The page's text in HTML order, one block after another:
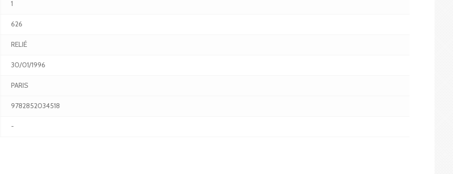
1
626
RELIÉ
30/01/1996
PARIS
9782852034518
-